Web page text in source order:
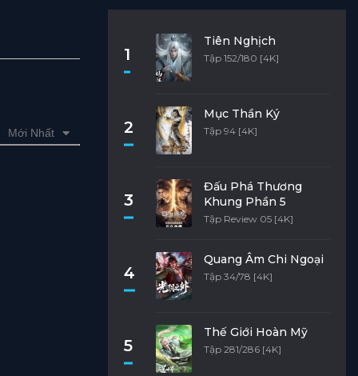
Mới Nhất
1
Tiên Nghịch
Tập 152/180 [4K]
2
Mục Thần Ký
Tập 94 [4K]
3
Đấu Phá Thương
Khung Phần 5
Tập Review 05 [4K]
4
Quang Âm Chi Ngoại
Tập 34/78 [4K]
5
Thế Giới Hoàn Mỹ
Tập 281/286 [4K]